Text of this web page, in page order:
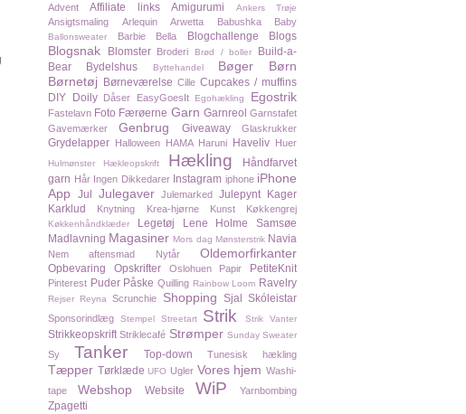
Advent Affiliate links Amigurumi Ankers Trøje
Ansigtsmaling Arlequin Arwetta Babushka Baby
Ballonsweater Barbie Bella Blogchallenge Blogs
Blogsnak Blomster Broderi Brød / boller
Build-a-
Bear
Bydelshus Byttehandel Bøger
Børn
Børnetøj Børneværelse Cille Cupcakes / muffins
DIY
Doily Dåser EasyGoesIt Egohækling Egostrik
Fastelavn Foto Færøerne Garn Garnreol Garnstafet
Gavemærker
Genbrug Giveaway Glaskrukker
Grydelapper Halloween HAMA Haruni Haveliv Huer
Hulmønster Hækleopskrift Hækling
Håndfarvet
garn Hår Ingen Dikkedarer Instagram iphone iPhone
App Jul Julegaver Julemarked Julepynt
Kager
Karklud
Knytning Krea-hjørne Kunst Køkkengrej
Køkkenhåndklæder Legetøj
Lene Holme Samsøe
Madlavning Magasiner Mors dag Mønsterstrik Navia
Nem aftensmad Nytår Oldemorfirkanter
Opbevaring Opskrifter Oslohuen Papir PetiteKnit
Pinterest Puder Påske Quilling Rainbow Loom Ravelry
Rejser Reyna Scrunchie Shopping Sjal Skóleistar
Sponsorindlæg Stempel Streetart Strik Strik Vanter
Strikkeopskrift Striklecafé Strømper Sunday Sweater
Sy Tanker Top-down Tunesisk hækling
Tæpper Tørklæde UFO Ugler Vores hjem Washi-
tape
Webshop Website WiP Yarnbombing
Zpagetti